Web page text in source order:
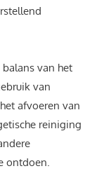
van het
van
afvoeren van
reiniging
ontdoen.